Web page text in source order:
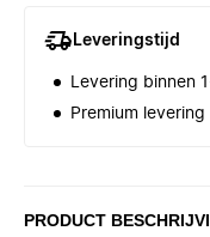
Leveringstijd
Levering binnen
Premium
PRODUCT